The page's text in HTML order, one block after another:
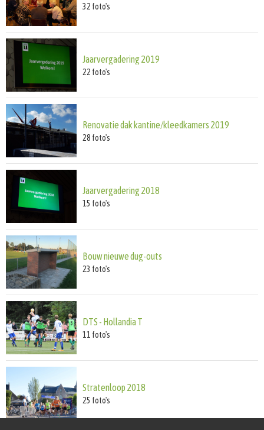
32 foto's
Jaarvergadering 2019
22 foto's
Renovatie dak kantine/kleedkamers 2019
28 foto's
Jaarvergadering 2018
15 foto's
Bouw nieuwe dug-outs
23 foto's
DTS - Hollandia T
11 foto's
Stratenloop 2018
25 foto's